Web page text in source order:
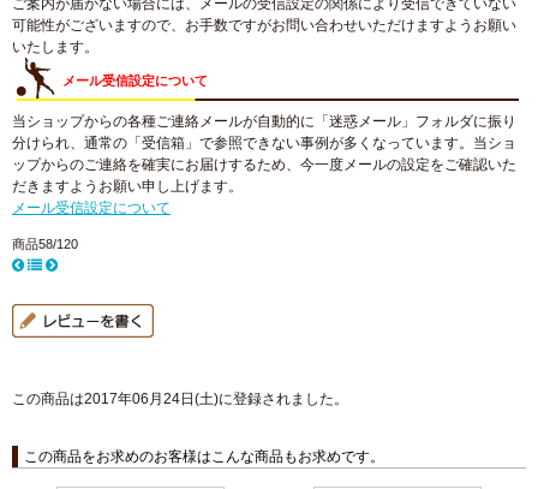
ご案内が届かない場合には、メールの受信設定の関係により受信できていない
可能性がございますので、お手数ですがお問い合わせいただけますようお願い
いたします。
メール受信設定について
当ショップからの各種ご連絡メールが自動的に「迷惑メール」フォルダに振り
分けられ、通常の「受信箱」で参照できない事例が多くなっています。当ショ
ップからのご連絡を確実にお届けするため、今一度メールの設定をご確認いた
だきますようお願い申し上げます。
メール受信設定について
商品58/120
この商品は2017年06月24日(土)に登録されました。
この商品をお求めのお客様はこんな商品もお求めです。